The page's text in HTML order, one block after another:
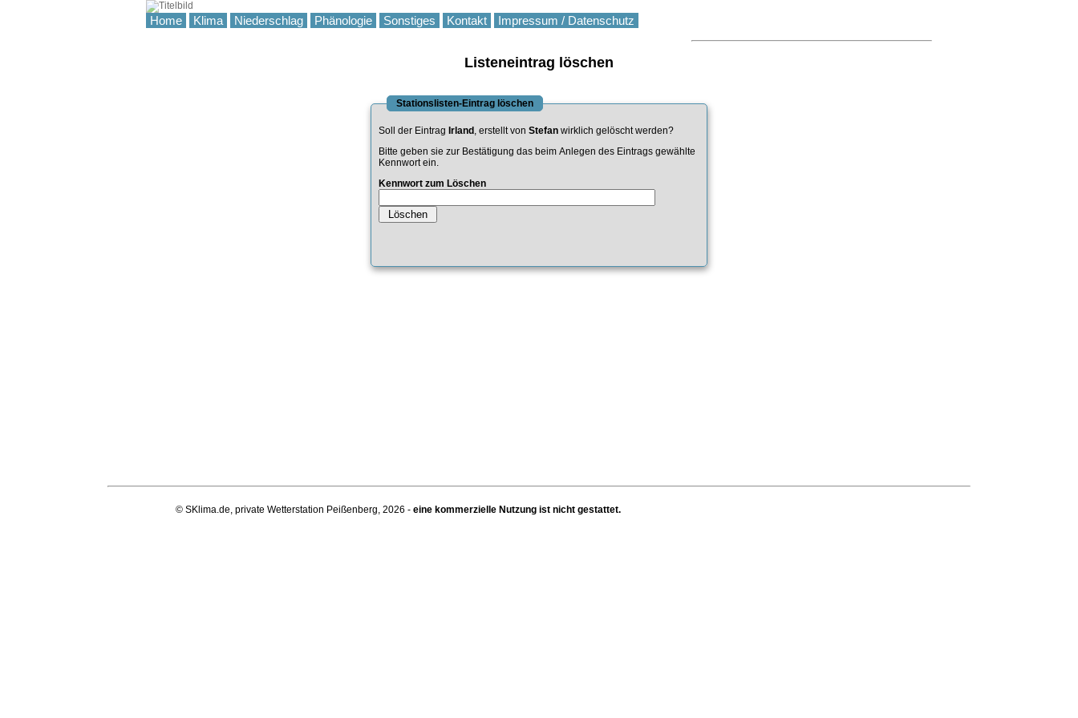
Home Klima Niederschlag Phänologie Sonstiges Kontakt Impressum / Datenschutz
Listeneintrag löschen
Stationslisten-Eintrag löschen
Soll der Eintrag Irland , erstellt von Stefan wirklich gelöscht werden?
Bitte geben sie zur Bestätigung das beim Anlegen des Eintrags gewählte
Kennwort ein.
Kennwort zum Löschen
© SKlima.de, private Wetterstation Peißenberg, 2026 - eine kommerzielle Nutzung ist nicht gestattet.